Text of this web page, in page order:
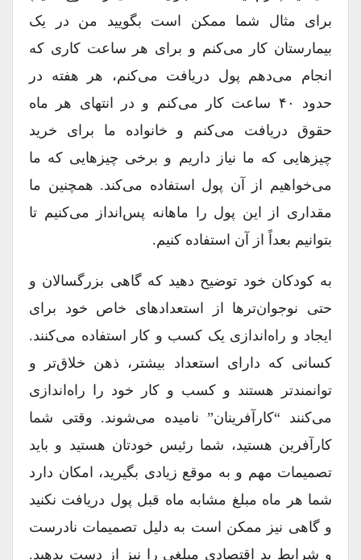
برای مثال شما ممکن است بگویید من در یک
بیمارستان کار می‌کنم و برای هر ساعت کاری که
انجام می‌دهم پول دریافت می‌کنم، هر هفته در
حدود ۴۰ ساعت کار می‌کنم و در انتهای هر ماه
حقوق دریافت می‌کنم و خانواده ما برای خرید
چیزهایی که ما نیاز داریم و برخی چیزهایی که ما
می‌خواهیم از آن پول استفاده می‌کند. همچنین ما
مقداری از این پول را ماهانه پس‌انداز می‌کنیم تا
بتوانیم بعداً از آن استفاده کنیم.
به کودکان خود توضیح دهید که گاهی بزرگسالان و
حتی نوجوان‌ترها از استعدادهای خاص خود برای
ایجاد و راه‌اندازی یک کسب و کار استفاده می‌کنند.
کسانی که دارای استعداد بیشتر، ذهن خلاق‌تر و
توانمندتر هستند و کسب و کار خود را راه‌اندازی
می‌کنند “کارآفرینان” نامیده می‌شوند. وقتی شما
کارآفرین هستید، شما رئیس خودتان هستید و باید
تصمیمات مهم و به موقع زیادی بگیرید، امکان دارد
شما هر ماه مبلغ مشابه ماه قبل پول دریافت نکنید
و گاهی نیز ممکن است به دلیل تصمیمات نادرست
و شرایط بد اقتصادی مبلغی را نیز از دست بدهید.